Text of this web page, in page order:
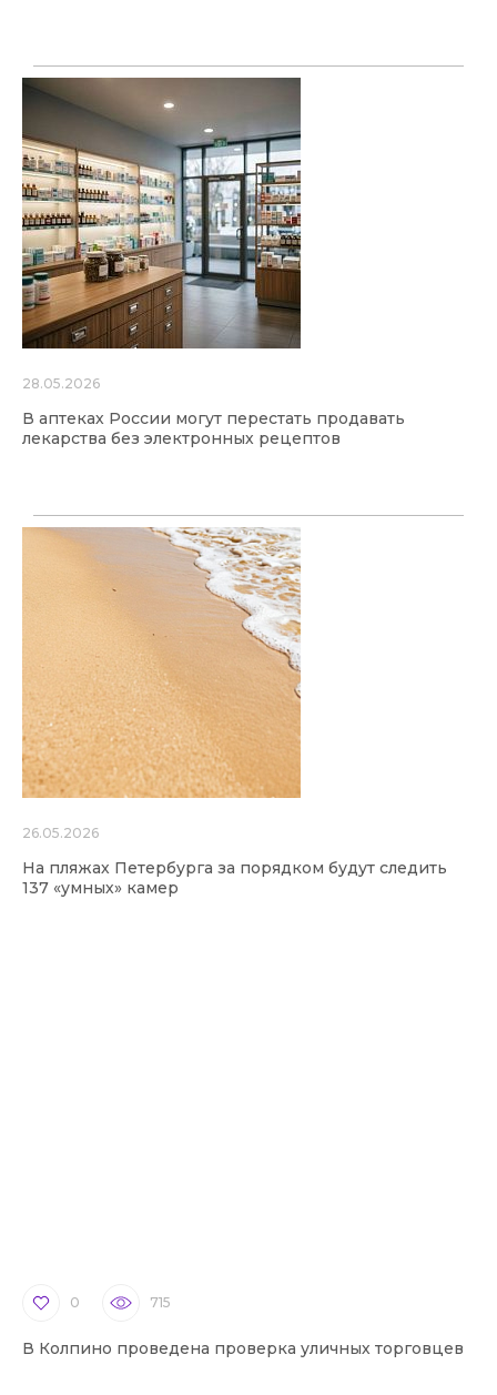
28.05.2026
В аптеках России могут перестать продавать
лекарства без электронных рецептов
26.05.2026
На пляжах Петербурга за порядком будут следить
137 «умных» камер
0 715
В Колпино проведена проверка уличных торговцев